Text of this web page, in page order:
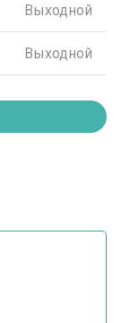
Выходной
Выходной